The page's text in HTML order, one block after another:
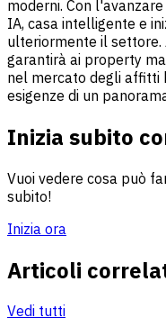
moderni. Con
IA, casa intelligente e
ulteriormente il settore.
garantirà ai property
nel mercato degli affitti
esigenze di un
Inizia subito
Vuoi vedere cosa può
subito!
Inizia ora
Articoli
Vedi tutti